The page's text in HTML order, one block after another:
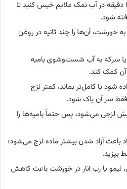
قبل از پخت، بامیه‌ها را ۱۰ دقیقه در آب نمک ملایم خیس کنید تا
شود.
خورشت، آن‌ها را چند ثانیه در روغن
یا سرکه به آب شست‌وشوی بامیه
کمک کند.
شود یا کامل‌تر بماند، کمتر لزج
سر آن پاک شود.
لزجی می‌شود، پس حتماً بامیه‌ها را
باعث آزاد شدن بیشتر ماده لزج می‌شود؛
بپزید.
لیمو یا رب انار در خورشت باعث کاهش